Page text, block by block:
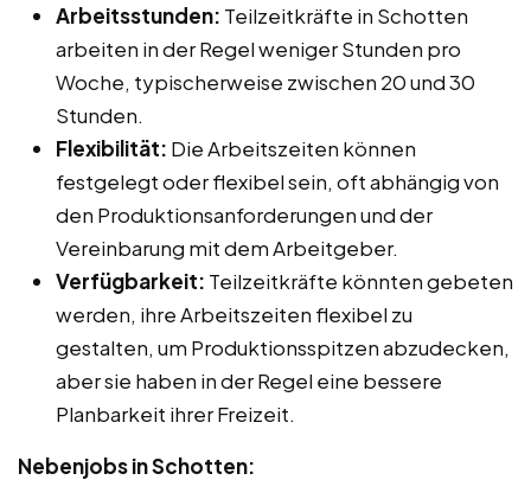
Arbeitsstunden: Teilzeitkräfte in Schotten
arbeiten in der Regel weniger Stunden pro
Woche, typischerweise zwischen 20 und 30
Stunden.
Flexibilität: Die Arbeitszeiten können
festgelegt oder flexibel sein, oft abhängig von
den Produktionsanforderungen und der
Vereinbarung mit dem Arbeitgeber.
Verfügbarkeit: Teilzeitkräfte könnten gebeten
werden, ihre Arbeitszeiten flexibel zu
gestalten, um Produktionsspitzen abzudecken,
aber sie haben in der Regel eine bessere
Planbarkeit ihrer Freizeit.
Nebenjobs in Schotten: